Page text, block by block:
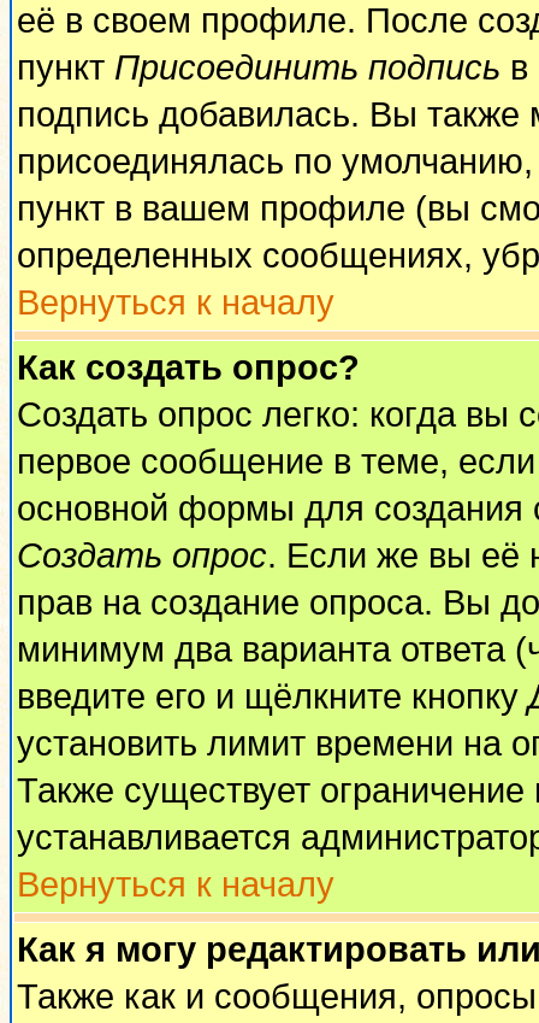
её в своем профиле. После
пункт Присоединить подпись
подпись добавилась. Вы также
присоединялась по
пункт в вашем профиле (вы
определенных сообщениях,
Вернуться к началу
Как создать опрос?
Создать опрос легко: когда вы
первое сообщение в теме,
основной формы для
Создать опрос. Если же вы её
прав на создание опроса. Вы
минимум два варианта ответа
введите его и щёлкните кнопку
установить лимит времени на
Также существует ограничение
устанавливается
Вернуться к началу
Как я могу редактировать
Также как и сообщения, опросы